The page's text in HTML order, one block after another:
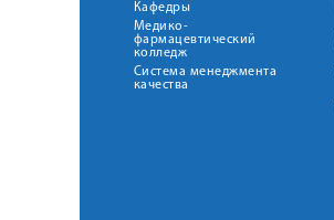
Кафедры
Медико-
фармацевтический
колледж
Система менеджмента
качества